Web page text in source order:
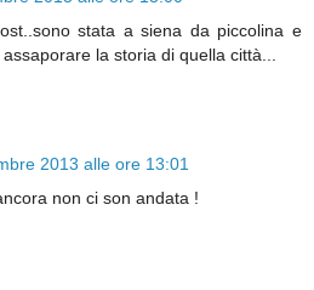
stata a siena da piccolina e
la storia di quella città...
2013 alle ore 13:01
non ci son andata !